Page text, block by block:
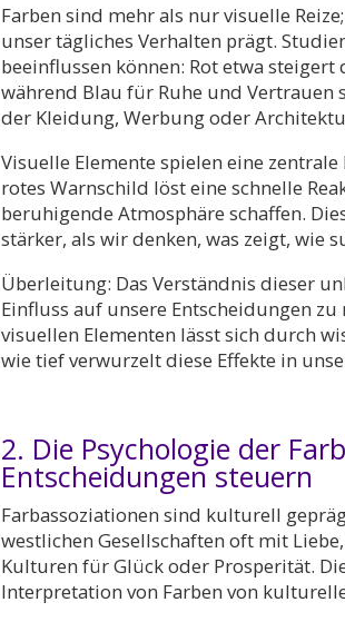
Farben sind mehr als nur visuelle
unser tägliches Verhalten prägt.
beeinflussen können: Rot etwa
während Blau für Ruhe und Vertrauen
der Kleidung, Werbung oder
Visuelle Elemente spielen eine
rotes Warnschild löst eine schnelle
beruhigende Atmosphäre schaffen.
stärker, als wir denken, was zeigt, wie
Überleitung: Das Verständnis dieser
Einfluss auf unsere Entscheidungen
visuellen Elementen lässt sich durch
wie tief verwurzelt diese Effekte in
2. Die Psychologie der
Entscheidungen steuern
Farbassoziationen sind kulturell
westlichen Gesellschaften oft mit
Kulturen für Glück oder Prosperität.
Interpretation von Farben von